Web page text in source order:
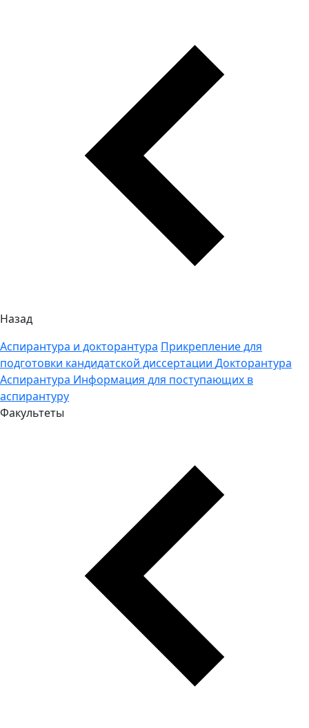
Назад
Аспирантура и докторантура Прикрепление для
подготовки кандидатской диссертации Докторантура
Аспирантура Информация для поступающих в
аспирантуру
Факультеты